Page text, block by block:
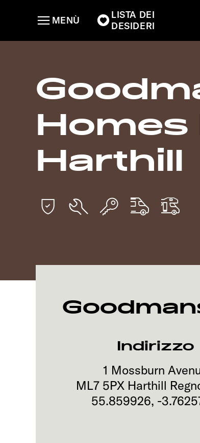
LISTA DEI
DESIDERI
MENÙ
Homes
Harthill
Indirizzo
1 Mossburn
ML7 5PX Harthill
55.859926, -